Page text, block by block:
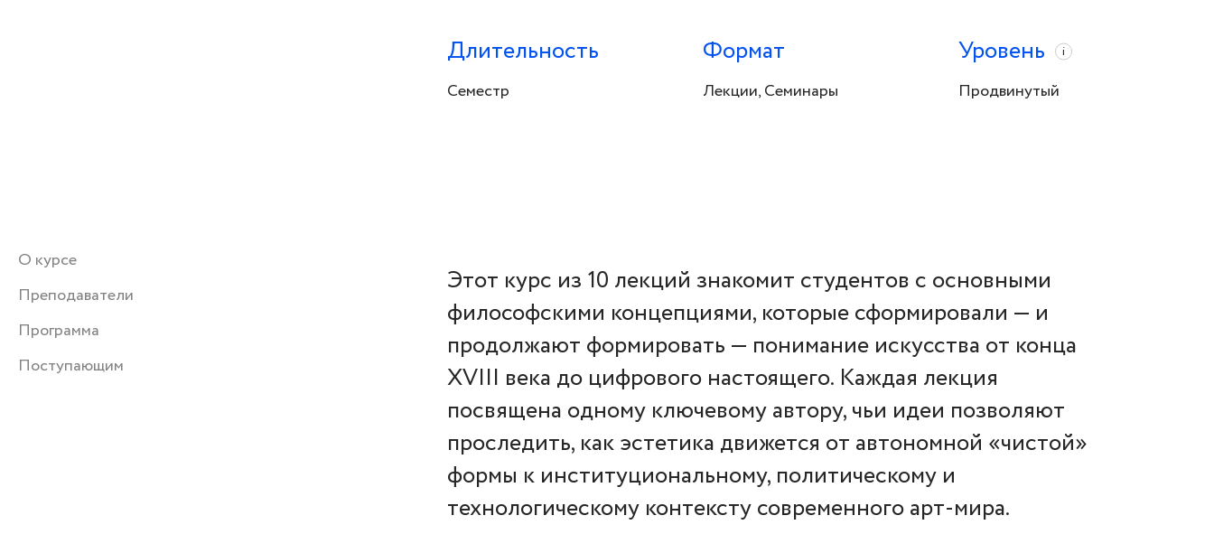
Длительность
Семестр
Формат
Лекции, Семинары
Уровень i
Продвинутый
О курсе
Преподаватели
Программа
Поступающим
Этот курс из 10 лекций знакомит студентов с основными
философскими концепциями, которые сформировали — и
продолжают формировать — понимание искусства от конца
XVIII века до цифрового настоящего. Каждая лекция
посвящена одному ключевому автору, чьи идеи позволяют
проследить, как эстетика движется от автономной «чистой»
формы к институциональному, политическому и
технологическому контексту современного арт-мира.